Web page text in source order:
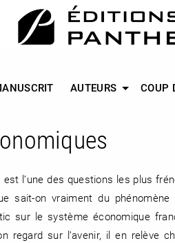
AUTEURS COUP
l’une des questions les plus
sait-on vraiment du
sur le système économique
regard sur l’avenir, il en relève